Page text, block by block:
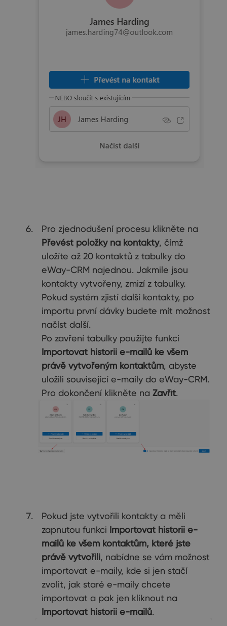
Pro zjednodušení procesu klikněte na
Převést položky na kontakty, čímž
uložíte až 20 kontaktů z tabulky do
eWay-CRM najednou. Jakmile jsou
kontakty vytvořeny, zmizí z tabulky.
Pokud systém zjistí další kontakty, po
importu první dávky budete mít možnost
načíst další.
Po zavření tabulky použijte funkci
Importovat historii e-mailů ke všem
právě vytvořeným kontaktům, abyste
uložili související e-maily do eWay-CRM.
Pro dokončení klikněte na Zavřít.
Pokud jste vytvořili kontakty a měli
zapnutou funkci Importovat historii e-
mailů ke všem kontaktům, které jste
právě vytvořili, nabídne se vám možnost
importovat e-maily, kde si jen stačí
zvolit, jak staré e-maily chcete
importovat a pak jen kliknout na
Importovat historii e-mailů.